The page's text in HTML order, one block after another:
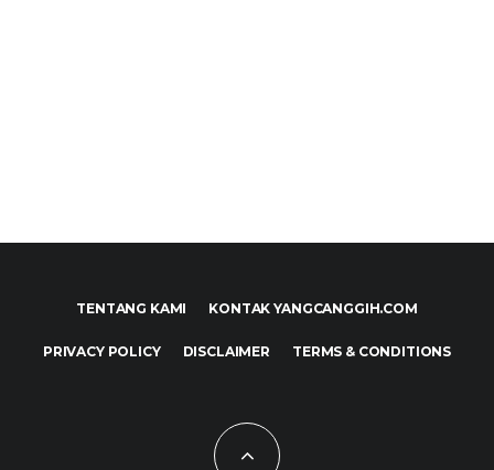
TENTANG KAMI KONTAK YANGCANGGIH.COM
PRIVACY POLICY DISCLAIMER TERMS & CONDITIONS